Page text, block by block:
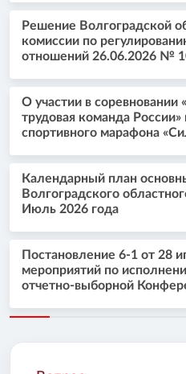
Решение Волгоградской
комиссии по
отношений 26.06.2026 №
О участии в соревновании
трудовая команда
спортивного марафона
Календарный план
Волгоградского
Июль 2026 года
Постановление 6-1 от 28
мероприятий по
отчетно-выборной